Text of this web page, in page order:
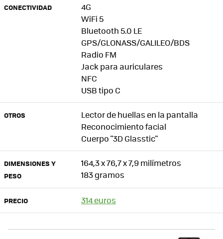
CONECTIVIDAD
4G
WiFi 5
Bluetooth 5.0 LE
GPS/GLONASS/GALILEO/BDS
Radio FM
Jack para auriculares
NFC
USB tipo C
OTROS
Lector de huellas en la pantalla
Reconocimiento facial
Cuerpo "3D Glasstic"
DIMENSIONES Y
PESO
164,3 x 76,7 x 7,9 milímetros
183 gramos
PRECIO 314 euros